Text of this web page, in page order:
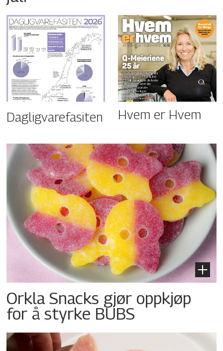
Dagligvarefasiten Hvem er Hvem
Orkla Snacks gjør oppkjøp
for å styrke BUBS